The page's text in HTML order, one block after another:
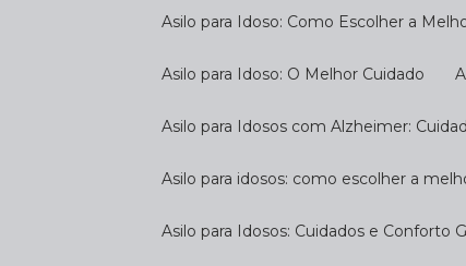
Asilo para Idoso: Como Escolher a
Asilo para Idoso: O Melhor Cuidado
Asilo para Idosos com Alzheimer:
Asilo para idosos: como escolher a
Asilo para Idosos: Cuidados e Conforto